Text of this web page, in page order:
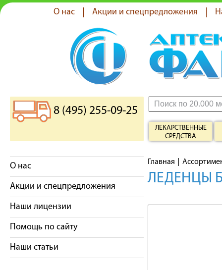
О нас Акции и спецпредложения
8 (495) 255-09-25
ЛЕКАРСТВЕННЫЕ
СРЕДСТВА
О нас
Акции и спецпредложения
Наши лицензии
Помощь по сайту
Наши статьи
Главная
ЛЕДЕНЦЫ